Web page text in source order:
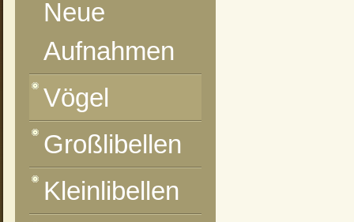
Neue
Aufnahmen
Vögel
Großlibellen
Kleinlibellen